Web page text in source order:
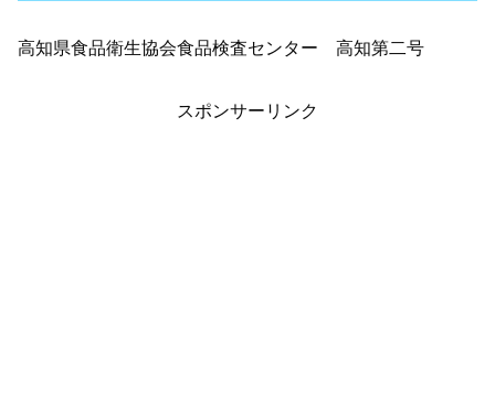
高知県食品衛生協会食品検査センター 高知第二号
スポンサーリンク